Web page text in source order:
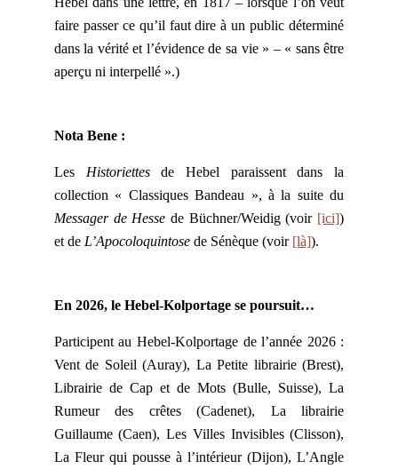
faire passer ce qu’il faut dire à un public déterminé
dans la vérité et l’évidence de sa vie » – « sans être
aperçu ni interpellé ».)
Nota Bene :
LesHistoriettesde Hebel paraissent dans la
collection « Classiques Bandeau », à la suite du
Messager de Hesse de Büchner/Weidig (voir [ici])
et de L’Apocoloquintosede Sénèque (voir [là]).
En 2026, le Hebel-Kolportage se poursuit…
Participent au Hebel-Kolportage de l’année 2026 :
Vent de Soleil (Auray), La Petite librairie (Brest),
Librairie de Cap et de Mots (Bulle, Suisse), La
Rumeur des crêtes (Cadenet), La librairie
Guillaume (Caen), Les Villes Invisibles (Clisson),
La Fleur qui pousse à l’intérieur (Dijon), L’Angle